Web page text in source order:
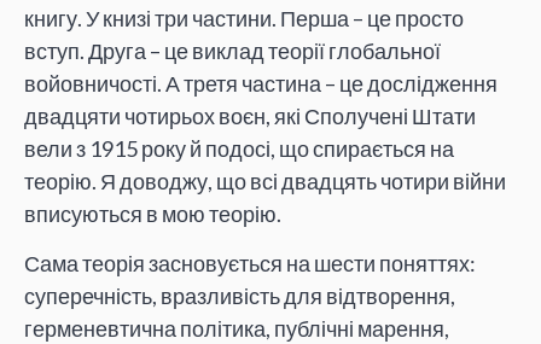
книгу. У книзі три частини. Перша – це просто
вступ. Друга – це виклад теорії глобальної
войовничості. А третя частина – це дослідження
двадцяти чотирьох воєн, які Сполучені Штати
вели з 1915 року й подосі, що спирається на
теорію. Я доводжу, що всі двадцять чотири війни
вписуються в мою теорію.
Сама теорія засновується на шести поняттях:
суперечність, вразливість для відтворення,
герменевтична політика, публічні марення,